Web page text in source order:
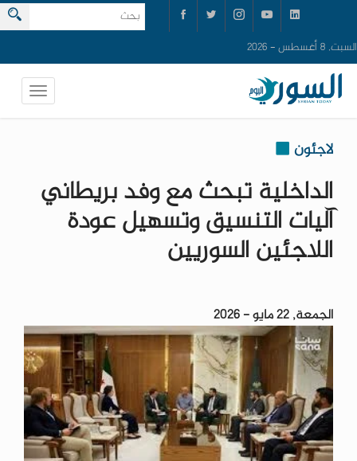
السبت, 8 أغسطس - 2026
لاجئون
الداخلية تبحث مع وفد بريطاني
آليات التنسيق وتسهيل عودة
اللاجئين السوريين
الجمعة, 22 مايو - 2026